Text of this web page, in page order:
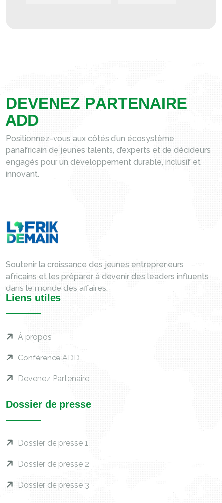
DEVENEZ PARTENAIRE
ADD
Positionnez-vous aux côtés d’un écosystème
panafricain de jeunes talents, d’experts et de décideurs
engagés pour un développement durable, inclusif et
innovant.
Soutenir la croissance des jeunes entrepreneurs
africains et les préparer à devenir des leaders influents
dans le monde des affaires.
Liens utiles
À propos
Conférence ADD
Devenez Partenaire
Dossier de presse
Dossier de presse 1
Dossier de presse 2
Dossier de presse 3